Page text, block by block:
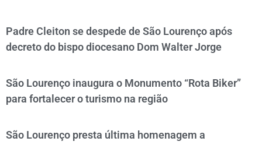
Padre Cleiton se despede de São Lourenço após
decreto do bispo diocesano Dom Walter Jorge
São Lourenço inaugura o Monumento “Rota Biker”
para fortalecer o turismo na região
São Lourenço presta última homenagem a